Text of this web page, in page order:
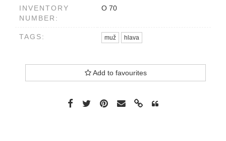
INVENTORY
NUMBER:
O 70
TAGS: muž hlava
Add to favourites